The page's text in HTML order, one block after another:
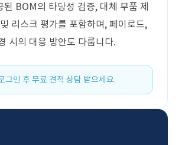
된 BOM의 타당성 검증, 대체 부품 제
리스크 평가를 포함하며, 페이로드,
시의 대응 방안도 다룹니다.
그인 후 무료 견적 상담 받으세요.